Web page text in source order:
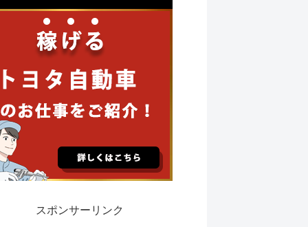
スポンサーリンク